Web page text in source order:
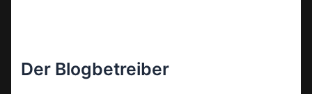
Der Blogbetreiber